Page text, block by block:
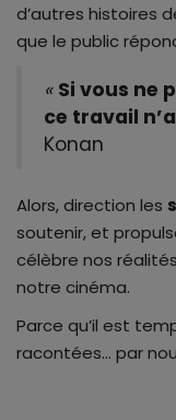
d’autres histoires
que le public
« Si vous ne
ce travail
Konan
Alors, direction les
soutenir, et
célèbre nos
notre cinéma.
Parce qu’il est
racontées… par